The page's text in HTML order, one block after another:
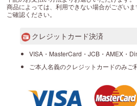
商品によっては、利用できない場合がござい
ご確認ください。
クレジットカード決済
VISA・MasterCard・JCB・AMEX・
ご本人名義のクレジットカードのみご